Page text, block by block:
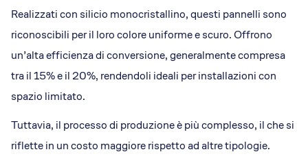
Realizzati con silicio monocristallino, questi pannelli sono
riconoscibili per il loro colore uniforme e scuro. Offrono
un’alta efficienza di conversione, generalmente compresa
tra il 15% e il 20%, rendendoli ideali per installazioni con
spazio limitato.
Tuttavia, il processo di produzione è più complesso, il che si
riflette in un costo maggiore rispetto ad altre tipologie.